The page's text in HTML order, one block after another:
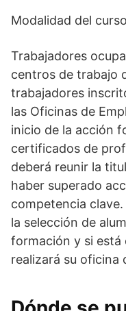
Modalidad del
Trabajadores
centros de trabajo
trabajadores
las Oficinas de
inicio de la acción
certificados de
deberá reunir la
haber superado
competencia
la selección de
formación y si está
realizará su oficina